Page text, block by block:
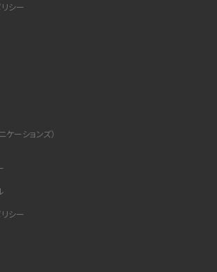
る方法は？相手に知られるのか、削除との違いも紹介
速度はどれくらい？用途別の目安・回線ごとの平均を
設定・変更方法を解説！鳴らない場合の対処法も紹介
やブロックした番号の確認方法を解説
るか確認する方法は？手順や注意点を解説
シー
ケーションズ）
シー